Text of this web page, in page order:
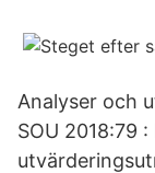
Analyser och
SOU 2018:79